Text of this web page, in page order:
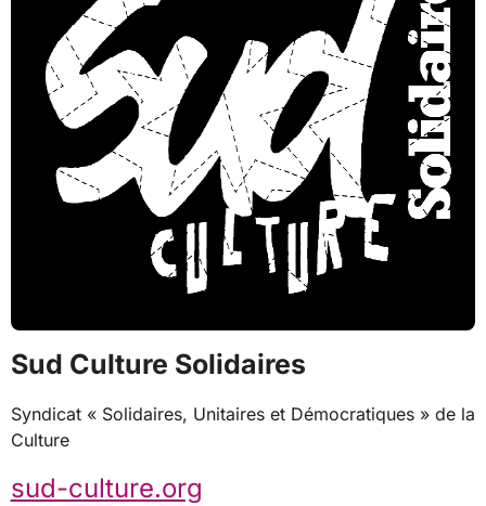
Sud Culture Solidaires
Syndicat « Solidaires, Unitaires et Démocratiques » de la
Culture
sud-culture.org